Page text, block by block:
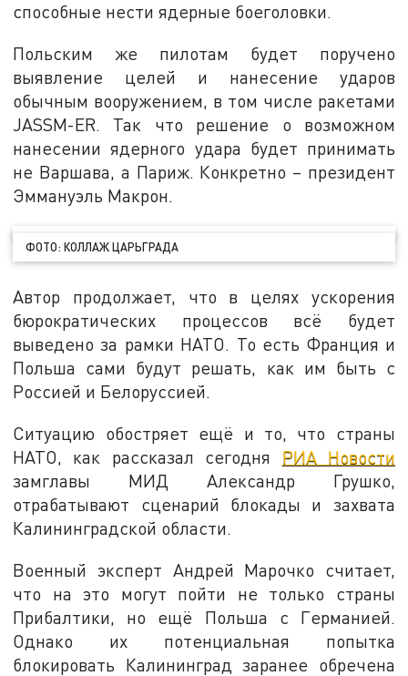
способные нести ядерные боеголовки.
Польским же пилотам будет поручено
выявление целей и нанесение ударов
обычным вооружением, в том числе ракетами
JASSM-ER. Так что решение о возможном
нанесении ядерного удара будет принимать
не Варшава, а Париж. Конкретно – президент
Эммануэль Макрон.
ФОТО: КОЛЛАЖ ЦАРЬГРАДА
Автор продолжает, что в целях ускорения
бюрократических процессов всё будет
выведено за рамки НАТО. То есть Франция и
Польша сами будут решать, как им быть с
Россией и Белоруссией.
Ситуацию обостряет ещё и то, что страны
НАТО, как рассказал сегодня РИА Новости
замглавы МИД Александр Грушко,
отрабатывают сценарий блокады и захвата
Калининградской области.
Военный эксперт Андрей Марочко считает,
что на это могут пойти не только страны
Прибалтики, но ещё Польша с Германией.
Однако их потенциальная попытка
блокировать Калининград заранее обречена